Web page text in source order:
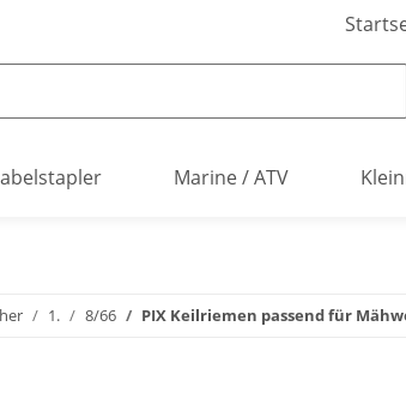
Marine / ATV
1. 8/66 PIX Keilriemen passend für